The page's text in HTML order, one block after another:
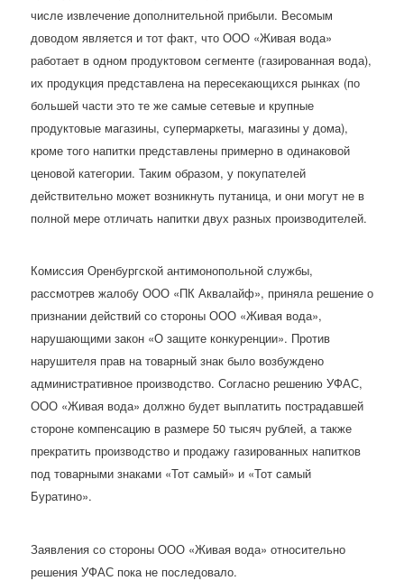
числе извлечение дополнительной прибыли. Весомым
доводом является и тот факт, что ООО «Живая вода»
работает в одном продуктовом сегменте (газированная вода),
их продукция представлена на пересекающихся рынках (по
большей части это те же самые сетевые и крупные
продуктовые магазины, супермаркеты, магазины у дома),
кроме того напитки представлены примерно в одинаковой
ценовой категории. Таким образом, у покупателей
действительно может возникнуть путаница, и они могут не в
полной мере отличать напитки двух разных производителей.
Комиссия Оренбургской антимонопольной службы,
рассмотрев жалобу ООО «ПК Аквалайф», приняла решение о
признании действий со стороны ООО «Живая вода»,
нарушающими закон «О защите конкуренции». Против
нарушителя прав на товарный знак было возбуждено
административное производство. Согласно решению УФАС,
ООО «Живая вода» должно будет выплатить пострадавшей
стороне компенсацию в размере 50 тысяч рублей, а также
прекратить производство и продажу газированных напитков
под товарными знаками «Тот самый» и «Тот самый
Буратино».
Заявления со стороны ООО «Живая вода» относительно
решения УФАС пока не последовало.